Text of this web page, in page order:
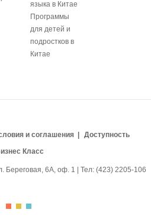
языка в Китае
Программы
для детей и
подростков в
Китае
и соглашения
Доступность
Класс
Береговая, 6А, оф. 1 | Тел: (423) 2205-106